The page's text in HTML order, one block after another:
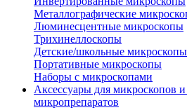
Металлографические
Люминесцентные микроскопы
Трихинеллоскопы
Детские/школьные микроскопы
Портативные микроскопы
Наборы с микроскопами
Аксессуары для микроскопов
микропрепаратов